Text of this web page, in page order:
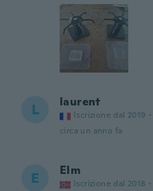
L laurent
Iscrizione dal 2019 ·
circa un anno fa
E Elm
Iscrizione dal 2018 ·